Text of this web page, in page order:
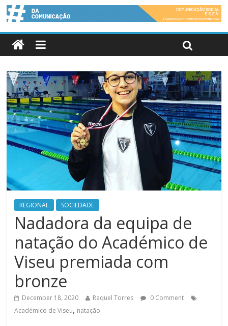
REGIONAL SOCIEDADE
Nadadora da equipa de
natação do Académico de
Viseu premiada com
bronze
December 18, 2020 Raquel Torres
0 Comment
Académico de Viseu, natação